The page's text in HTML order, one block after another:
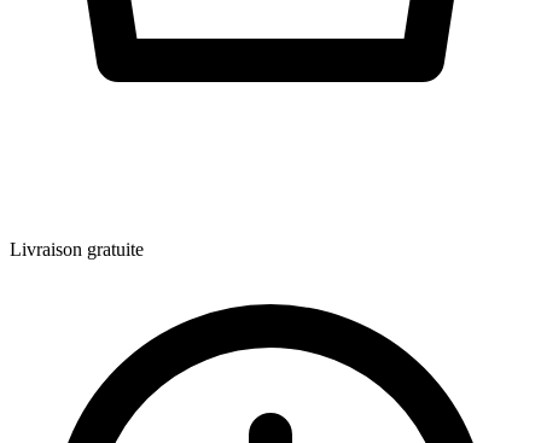
Livraison gratuite